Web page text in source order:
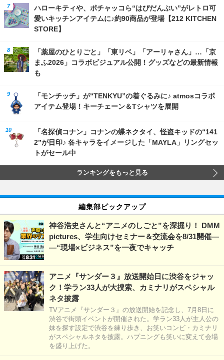
ハローキティや、ポチャッコら“はぴだんぶい”がレトロ可
愛いキッチンアイテムに♪約90商品が登場【212 KITCHEN
STORE】
「薬屋のひとりごと」「東リベ」「アーリャさん」…「京
まふ2026」コラボビジュアル公開！グッズなどの最新情報
も
「モンチッチ」が“TENKYU”の着ぐるみに♪ atmosコラボ
アイテム登場！キーチェーン＆Tシャツを展開
「名探偵コナン」コナンの蝶ネクタイ、怪盗キッドの“141
2”が目印♪ 各キャラをイメージした「MAYLA」リングセッ
トがセール中
ランキングをもっと見る
編集部ピックアップ
神谷浩史さんと“アニメのしごと”を深掘り！ DMM
pictures、学生向けセミナー＆交流会を8/31開催―
―“現場×ビジネス”を一夜でキャッチ
アニメ『サンダー３』放送開始日に渋谷をジャッ
ク！学ラン33人が大捜索、カミナリがスペシャル
ネタ披露
TVアニメ『サンダー３』の放送開始を記念し、7月8日に
渋谷で街頭イベントが開催された。学ラン33人が主人公の
妹を探す設定で渋谷を練り歩き、お笑いコンビ・カミナリ
がスペシャルネタを披露。ハプニングも笑いに変えて会場
を盛り上げた。